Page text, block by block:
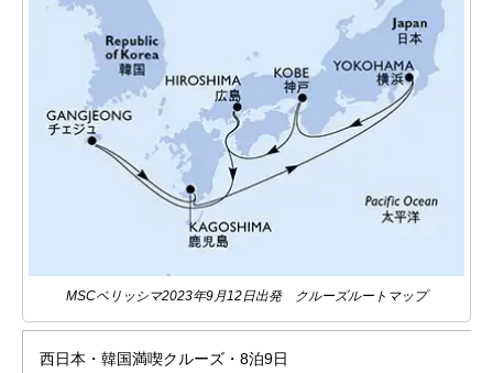
MSCベリッシマ2023年9月12日出発 クルーズルートマップ
西日本・韓国満喫クルーズ・8泊9日